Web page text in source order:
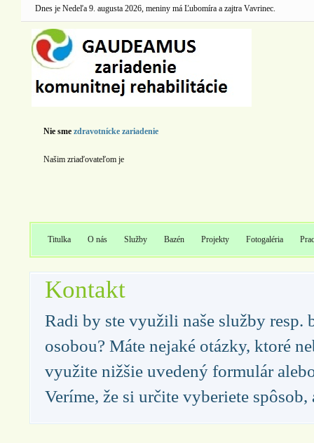
Dnes je Nedeľa 9. augusta 2026, meniny má Ľubomíra a zajtra Vavrinec.
Nie sme zdravotnícke zariadenie
Našim zriaďovateľom je
Titulka O nás Služby Bazén Projekty Fotogaléria
Kontakt
Radi by ste využili naše služby
osobou? Máte nejaké otázky, ktoré
využite nižšie uvedený formulár
Veríme, že si určite vyberiete